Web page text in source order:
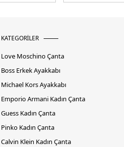
KATEGORİLER
Love Moschino Çanta
Boss Erkek Ayakkabı
Michael Kors Ayakkabı
Emporio Armani Kadın Çanta
Guess Kadın Çanta
Pinko Kadın Çanta
Calvin Klein Kadın Çanta